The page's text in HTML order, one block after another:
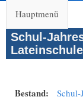
Hauptmenü
Schul-
Bestand: Schul-